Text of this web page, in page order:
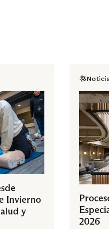
Invierno
y
2026